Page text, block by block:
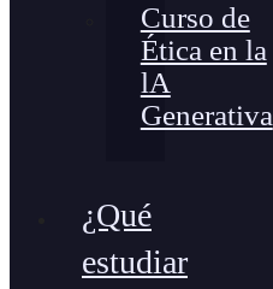
Curso de
Ética en la
lA
Generativa
¿Qué
estudiar